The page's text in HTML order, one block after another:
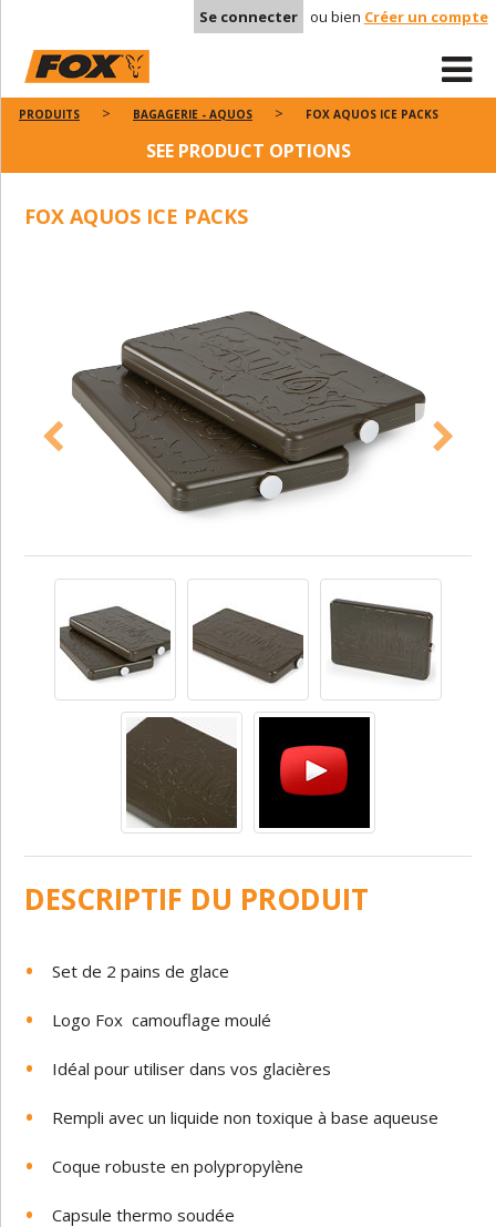
Se connecter ou bien Créer un compte
PRODUITS BAGAGERIE - AQUOS FOX AQUOS ICE PACKS
SEE PRODUCT OPTIONS
FOX AQUOS ICE PACKS
DESCRIPTIF DU PRODUIT
Set de 2 pains de glace
Logo Fox camouflage moulé
Idéal pour utiliser dans vos glacières
Rempli avec un liquide non toxique à base aqueuse
Coque robuste en polypropylène
Capsule thermo soudée